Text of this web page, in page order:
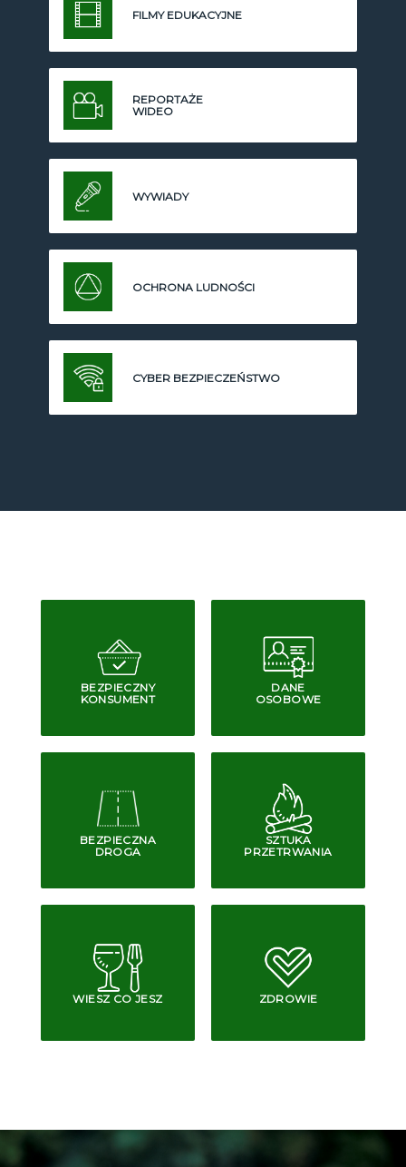
FILMY EDUKACYJNE
REPORTAŻE
WIDEO
WYWIADY
OCHRONA LUDNOŚCI
CYBER BEZPIECZEŃSTWO
BEZPIECZNY
KONSUMENT
DANE
OSOBOWE
BEZPIECZNA
DROGA
SZTUKA
PRZETRWANIA
WIESZ CO JESZ ZDROWIE